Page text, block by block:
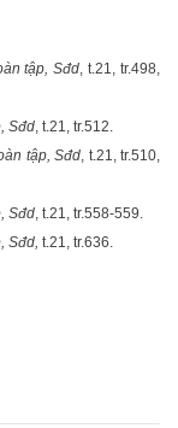
tập, Sđd, t.21, tr.498,
Sđd, t.21, tr.512.
tập, Sđd, t.21, tr.510,
Sđd, t.21, tr.558-559.
Sđd, t.21, tr.636.